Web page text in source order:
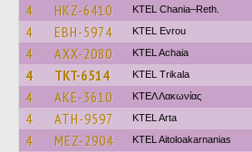
4 HKZ-6410 KTEL Chania–Reth.
4 EBH-5974 KTEL Evrou
4 AXX-2080 KTEL Achaia
4 TKT-6514 ΚΤΕL Τrikala
4 AKE-3610 ΚΤΕΛ Λακωνίας
4 ATH-9597 KTEL Arta
4 MEZ-2904 KTEL Aitoloakarnanias